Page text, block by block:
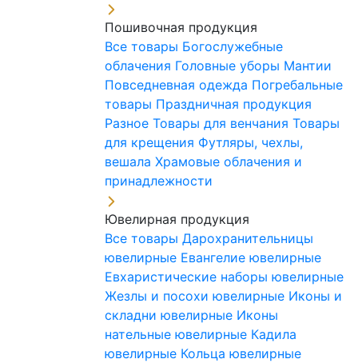
Пошивочная продукция
Все товары Богослужебные
облачения Головные уборы Мантии
Повседневная одежда Погребальные
товары Праздничная продукция
Разное Товары для венчания Товары
для крещения Футляры, чехлы,
вешала Храмовые облачения и
принадлежности
Ювелирная продукция
Все товары Дарохранительницы
ювелирные Евангелие ювелирные
Евхаристические наборы ювелирные
Жезлы и посохи ювелирные Иконы и
складни ювелирные Иконы
нательные ювелирные Кадила
ювелирные Кольца ювелирные